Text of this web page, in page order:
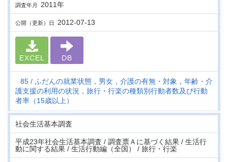
調査年月 2011年
公開（更新）日 2012-07-13
EXCEL DB
85
ふだんの就業状態，男女，介護の有無・対象，年齢・介
護支援の利用の状況，旅行・行楽の種類別行動者数及び行動
者率（15歳以上）
社会生活基本調査
平成23年社会生活基本調査 / 調査票Ａに基づく結果 / 生活行
動に関する結果 / 生活行動編（全国） / 旅行・行楽